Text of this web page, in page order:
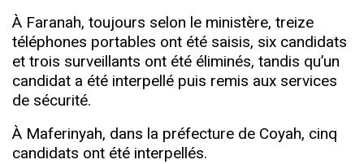
À Faranah, toujours selon le ministère, treize
téléphones portables ont été saisis, six candidats
et trois surveillants ont été éliminés, tandis qu’un
candidat a été interpellé puis remis aux services
de sécurité.
À Maferinyah, dans la préfecture de Coyah, cinq
candidats ont été interpellés.